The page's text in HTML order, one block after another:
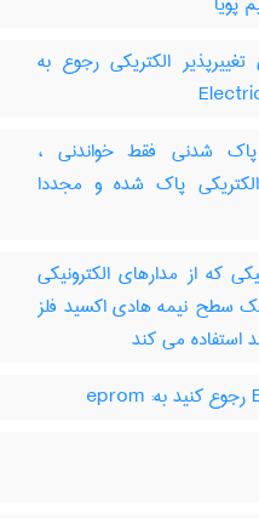
الکتریکی رجوع به
پاک شدنی فقط خواندنی ،
پاک شده و مجددا
که از مدارهای الکترونیکی
سطح نیمه هادی اکسید فلز
استفاده می کند